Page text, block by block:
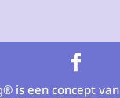
is een concept van